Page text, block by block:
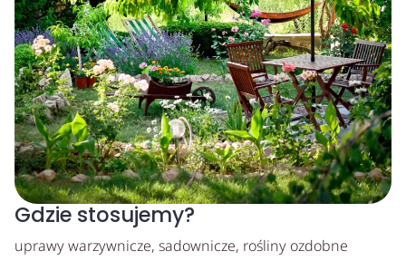
Gdzie stosujemy?
uprawy warzywnicze, sadownicze, rośliny ozdobne